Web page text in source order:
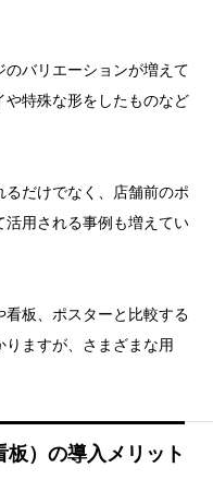
のバリエーションが増えて
や特殊な形をしたものなど
だけでなく、店舗前のポ
活用される事例も増えてい
板、ポスターと比較する
ますが、さまざまな用
）の導入メリット